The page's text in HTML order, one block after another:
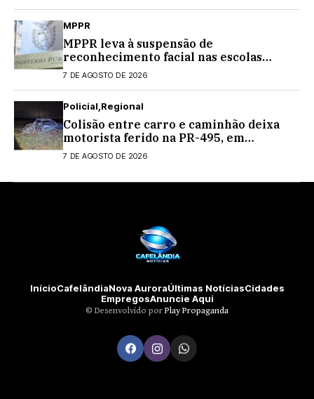
MPPR
MPPR leva à suspensão de
reconhecimento facial nas escolas
estaduais
7 DE AGOSTO DE 2026
Policial Regional
Colisão entre carro e caminhão deixa
motorista ferido na PR-495, em
Medianeira
7 DE AGOSTO DE 2026
InícioCafelândiaNova AuroraÚltimas NotíciasCidades
EmpregosAnuncie Aqui
©️ Desenvolvido por Play Propaganda